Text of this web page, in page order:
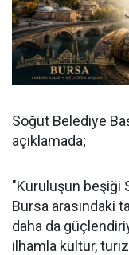
Söğüt Belediye
açıklamada;
"Kuruluşun beşiği
Bursa arasındaki
daha da
ilhamla kültür,